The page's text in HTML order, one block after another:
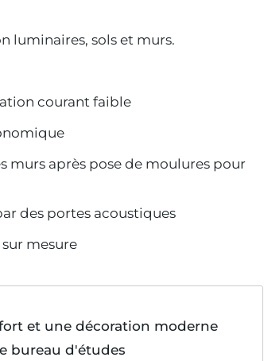
luminaires, sols et murs.
courant faible
murs après pose de moulures pour
des portes acoustiques
mesure
et une décoration moderne
bureau d'études